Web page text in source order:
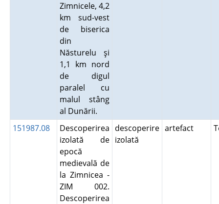
Zimnicele, 4,2
km sud-vest
de biserica
din
Năsturelu şi
1,1 km nord
de digul
paralel cu
malul stâng
al Dunării.
151987.08
Descoperirea
izolată de
epocă
medievală de
la Zimnicea -
ZIM 002.
Descoperirea
descoperire
izolată
artefact